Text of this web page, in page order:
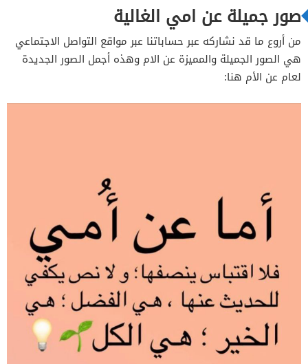
صور جميلة عن امي الغالية
من أروع ما قد نشاركه عبر حساباتنا عبر مواقع التواصل الاجتماعي
هي الصور الجميلة والمميزة عن الام وهذه أجمل الصور الجديدة
لعام عن الأم هنا: